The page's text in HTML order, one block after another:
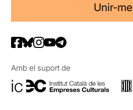
Unir-me
Amb el suport de